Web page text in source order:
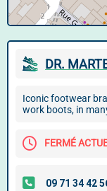
DR.
Iconic footwear
work boots, in
FERMÉ